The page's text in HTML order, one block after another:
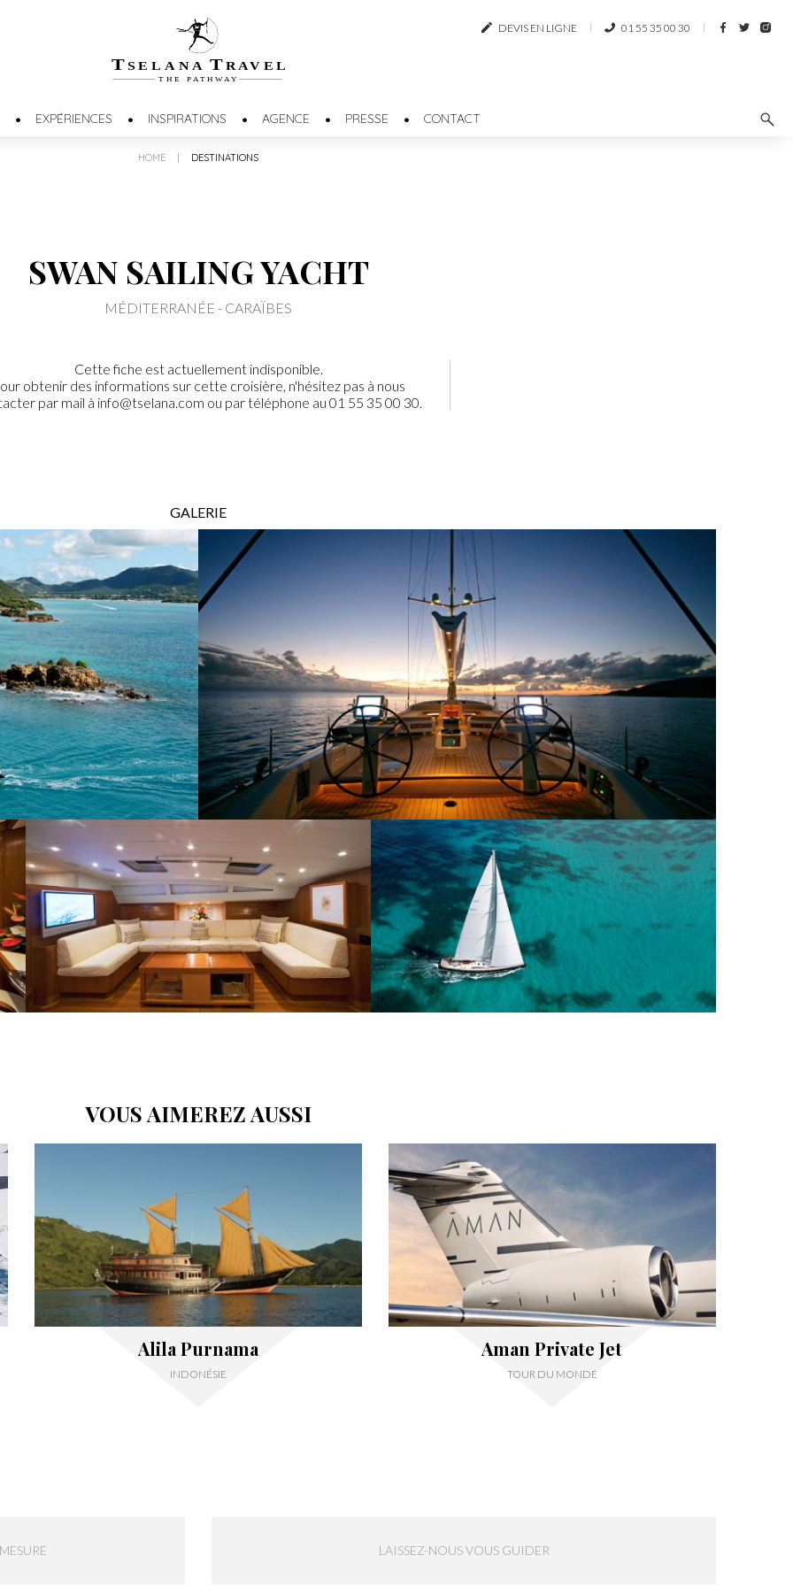
T SELANA T R AVEL
THE P A TH W A Y
EXPÉRIENCES INSPIRATIONS AGENCE PRESSE CONTACT
DEVIS EN LIGNE 01 55 35 00 30
HOME DESTINATIONS
SWAN SAILING YACHT
MÉDITERRANÉE - CARAÏBES
Cette fiche est actuellement indisponible.
obtenir des informations sur cette croisière, n'hésitez pas à nous
par mail à info@tselana.com ou par téléphone au 01 55 35 00 30.
GALERIE
VOUS AIMEREZ AUSSI
Alila Purnama
INDONÉSIE
Aman Private Jet
TOUR DU MONDE
LAISSEZ-NOUS VOUS GUIDER